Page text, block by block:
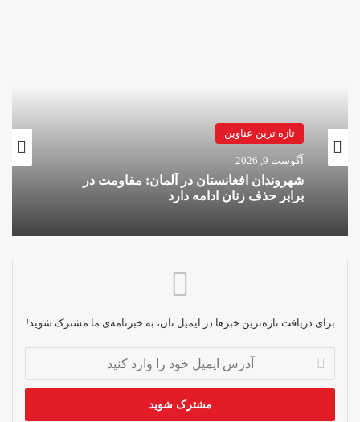
تازه ترین عناوین
آگوست 9, 2026
شهروندان افغانستان در آلمان: مقاومت در
برابر حذف زنان ادامه دارد
برای دریافت تازه‌ترین خبرها در ایمیل تان، به خبرنامه‌ی ما مشترک شوید!
آدرس
ایمیل
خود